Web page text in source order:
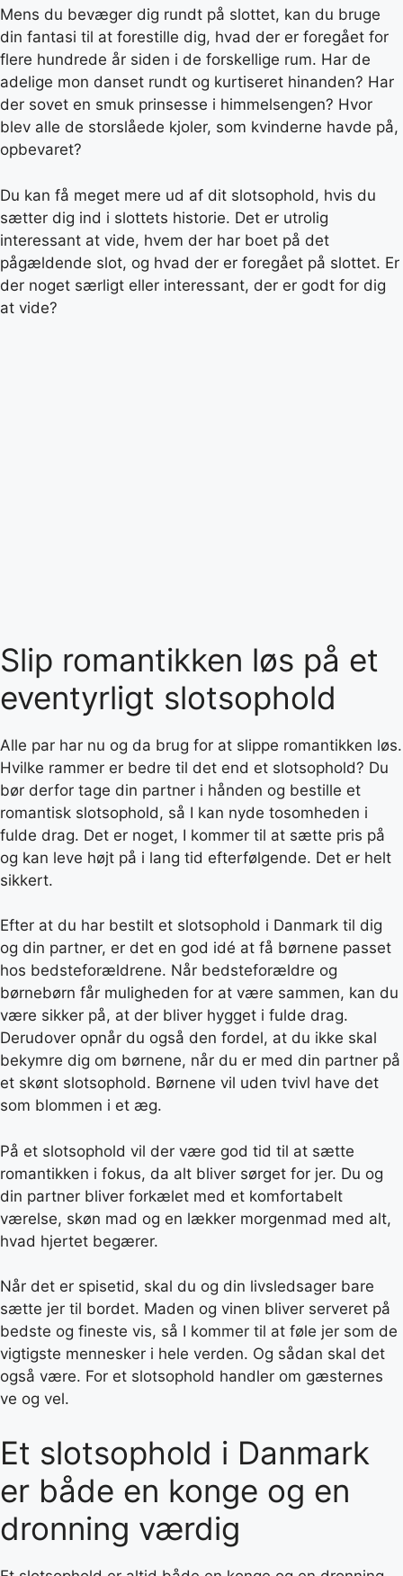
Mens du bevæger dig rundt på slottet, kan du bruge
din fantasi til at forestille dig, hvad der er foregået for
flere hundrede år siden i de forskellige rum. Har de
adelige mon danset rundt og kurtiseret hinanden? Har
der sovet en smuk prinsesse i himmelsengen? Hvor
blev alle de storslåede kjoler, som kvinderne havde på,
opbevaret?
Du kan få meget mere ud af dit slotsophold, hvis du
sætter dig ind i slottets historie. Det er utrolig
interessant at vide, hvem der har boet på det
pågældende slot, og hvad der er foregået på slottet. Er
der noget særligt eller interessant, der er godt for dig
at vide?
Slip romantikken løs på et
eventyrligt slotsophold
Alle par har nu og da brug for at slippe romantikken løs.
Hvilke rammer er bedre til det end et slotsophold? Du
bør derfor tage din partner i hånden og bestille et
romantisk slotsophold, så I kan nyde tosomheden i
fulde drag. Det er noget, I kommer til at sætte pris på
og kan leve højt på i lang tid efterfølgende. Det er helt
sikkert.
Efter at du har bestilt et slotsophold i Danmark til dig
og din partner, er det en god idé at få børnene passet
hos bedsteforældrene. Når bedsteforældre og
børnebørn får muligheden for at være sammen, kan du
være sikker på, at der bliver hygget i fulde drag.
Derudover opnår du også den fordel, at du ikke skal
bekymre dig om børnene, når du er med din partner på
et skønt slotsophold. Børnene vil uden tvivl have det
som blommen i et æg.
På et slotsophold vil der være god tid til at sætte
romantikken i fokus, da alt bliver sørget for jer. Du og
din partner bliver forkælet med et komfortabelt
værelse, skøn mad og en lækker morgenmad med alt,
hvad hjertet begærer.
Når det er spisetid, skal du og din livsledsager bare
sætte jer til bordet. Maden og vinen bliver serveret på
bedste og fineste vis, så I kommer til at føle jer som de
vigtigste mennesker i hele verden. Og sådan skal det
også være. For et slotsophold handler om gæsternes
ve og vel.
Et slotsophold i Danmark
er både en konge og en
dronning værdig